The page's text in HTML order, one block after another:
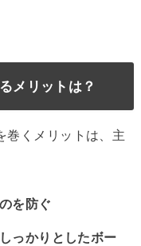
メリットは？
巻くメリットは、主
を防ぐ
っかりとしたボー